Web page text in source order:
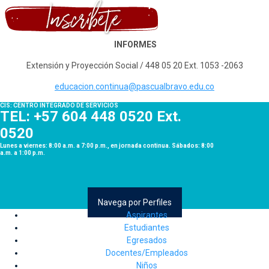
INFORMES
Extensión y Proyección Social / 448 05 20 Ext. 1053 -2063
educacion.continua@pascualbravo.edu.co
CIS: CENTRO INTEGRADO DE SERVICIOS
TEL: +57 604 448 0520 Ext.
0520
Lunes a viernes: 8:00 a.m. a 7:00 p.m., en jornada continua. Sábados: 8:00
a.m. a 1:00 p.m.
Navega por Perfiles
Aspirantes
Estudiantes
Egresados
Docentes/Empleados
Niños